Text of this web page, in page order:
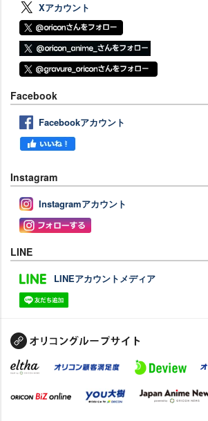
Xアカウント
Facebook
Facebookアカウント
Instagram
Instagramアカウント
LINE
LINEアカウントメディア